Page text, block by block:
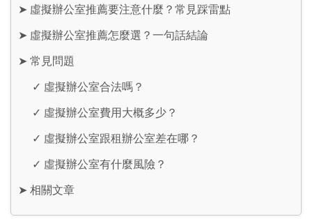
➤ 虛擬辦公室推薦要注意什麼？常見踩雷點
➤ 虛擬辦公室推薦怎麼選？一句話結論
➤ 常見問題
✓ 虛擬辦公室合法嗎？
✓ 虛擬辦公室費用大概多少？
✓ 虛擬辦公室跟租辦公室差在哪？
✓ 虛擬辦公室有什麼風險？
➤ 相關文章